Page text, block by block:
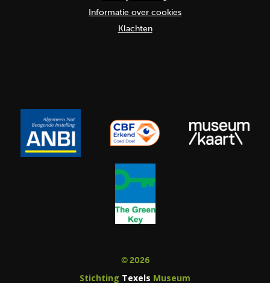
Informatie over cookies
Klachten
© 2026
Stichting Texels Museum